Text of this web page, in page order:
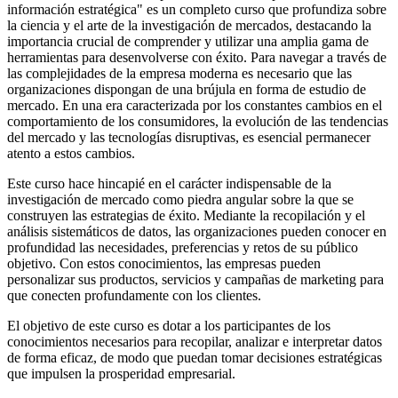
información estratégica" es un completo curso que profundiza sobre
la ciencia y el arte de la investigación de mercados, destacando la
importancia crucial de comprender y utilizar una amplia gama de
herramientas para desenvolverse con éxito. Para navegar a través de
las complejidades de la empresa moderna es necesario que las
organizaciones dispongan de una brújula en forma de estudio de
mercado. En una era caracterizada por los constantes cambios en el
comportamiento de los consumidores, la evolución de las tendencias
del mercado y las tecnologías disruptivas, es esencial permanecer
atento a estos cambios.
Este curso hace hincapié en el carácter indispensable de la
investigación de mercado como piedra angular sobre la que se
construyen las estrategias de éxito. Mediante la recopilación y el
análisis sistemáticos de datos, las organizaciones pueden conocer en
profundidad las necesidades, preferencias y retos de su público
objetivo. Con estos conocimientos, las empresas pueden
personalizar sus productos, servicios y campañas de marketing para
que conecten profundamente con los clientes.
El objetivo de este curso es dotar a los participantes de los
conocimientos necesarios para recopilar, analizar e interpretar datos
de forma eficaz, de modo que puedan tomar decisiones estratégicas
que impulsen la prosperidad empresarial.